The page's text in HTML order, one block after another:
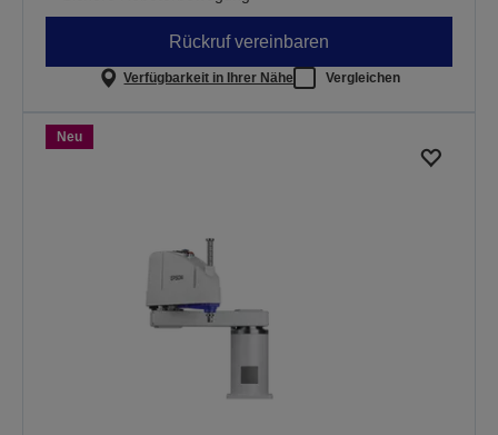
Rückruf vereinbaren
Verfügbarkeit in Ihrer Nähe Vergleichen
Neu